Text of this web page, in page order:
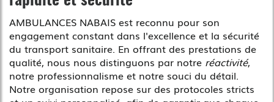
AMBULANCES NABAIS est reconnu pour son
engagement constant dans l'excellence et la sécurité
du transport sanitaire. En offrant des prestations de
qualité, nous nous distinguons par notre réactivité,
notre professionnalisme et notre souci du détail.
Notre organisation repose sur des protocoles stricts